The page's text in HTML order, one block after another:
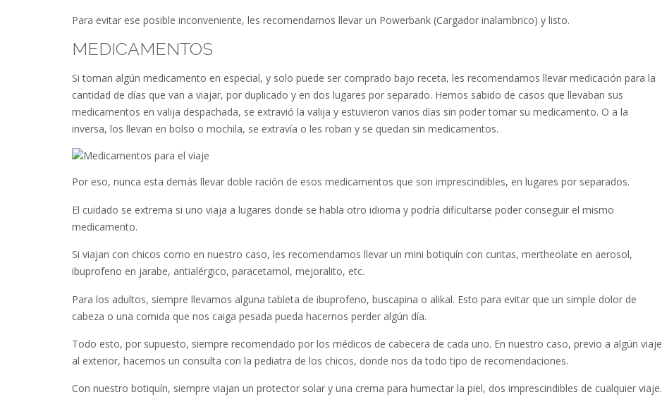
Para evitar ese posible inconveniente, les recomendamos llevar un Powerbank (Cargador inalambrico) y listo.
MEDICAMENTOS
Si toman algún medicamento en especial, y solo puede ser comprado bajo receta, les recomendamos llevar medicación para la
cantidad de días que van a viajar, por duplicado y en dos lugares por separado. Hemos sabido de casos que llevaban sus
medicamentos en valija despachada, se extravió la valija y estuvieron varios días sin poder tomar su medicamento. O a la
inversa, los llevan en bolso o mochila, se extravía o les roban y se quedan sin medicamentos.
Por eso, nunca esta demás llevar doble ración de esos medicamentos que son imprescindibles, en lugares por separados.
El cuidado se extrema si uno viaja a lugares donde se habla otro idioma y podría dificultarse poder conseguir el mismo
medicamento.
Si viajan con chicos como en nuestro caso, les recomendamos llevar un mini botiquín con curitas, mertheolate en aerosol,
ibuprofeno en jarabe, antialérgico, paracetamol, mejoralito, etc.
Para los adultos, siempre llevamos alguna tableta de ibuprofeno, buscapina o alikal. Esto para evitar que un simple dolor de
cabeza o una comida que nos caiga pesada pueda hacernos perder algún día.
Todo esto, por supuesto, siempre recomendado por los médicos de cabecera de cada uno. En nuestro caso, previo a algún viaje
al exterior, hacemos un consulta con la pediatra de los chicos, donde nos da todo tipo de recomendaciones.
Con nuestro botiquín, siempre viajan un protector solar y una crema para humectar la piel, dos imprescindibles de cualquier viaje.